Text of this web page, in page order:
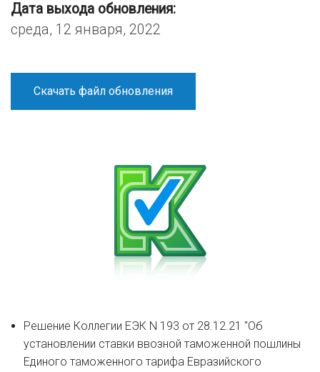
Дата выхода обновления:
среда, 12 января, 2022
Скачать файл обновления
Решение Коллегии ЕЭК N 193 от 28.12.21 "Об
установлении ставки ввозной таможенной пошлины
Единого таможенного тарифа Евразийского